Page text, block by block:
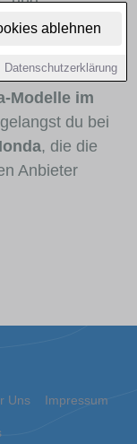
ablehnen
Datenschutzerklärung
welche
Viele
und
Modelle im
du bei
, die die
Anbieter
Uns Impressum